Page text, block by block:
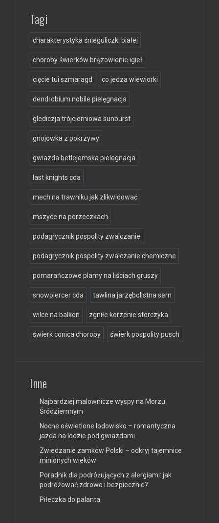
Tagi
charakterystyka śnieguliczki białej
choroby świerków brązowienie igieł
cięcie tui szmaragd co jedza wiewiorki
dendrobium nobile pielęgnacja
glediczja trójcierniowa sunburst
gnojowka z pokrzywy
gwiazda betlejemska pielegnacja
last knights cda
mech na trawniku jak zlikwidować
mszyce na porzeczkach
podagrycznik pospolity zwalczanie
podagrycznik pospolity zwalczanie chemiczne
pomarańczowe plamy na liściach gruszy
snowpiercer cda tawlina jarzębolistna sem
wilce na balkon zgniłe korzenie storczyka
świerk conica choroby świerk pospolity pusch
Inne
Najbardziej malownicze wyspy na Morzu
Śródziemnym
Nocne oświetlone lodowisko – romantyczna
jazda na lodzie pod gwiazdami
Zwiedzanie zamków Polski – odkryj tajemnice
minionych wieków
Poradnik dla podróżujących z alergiami: jak
podróżować zdrowo i bezpiecznie?
Piłeczka do palanta